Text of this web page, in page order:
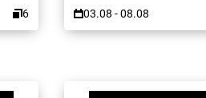
6 03.08 - 08.08